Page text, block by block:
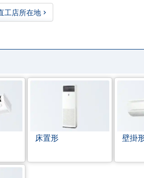
工店所在地
床置形 壁掛